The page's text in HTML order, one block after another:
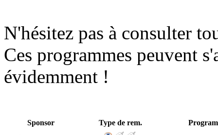
N'hésitez pas à consulter
Ces programmes peuvent
évidemment !
Sponsor Type de rem.